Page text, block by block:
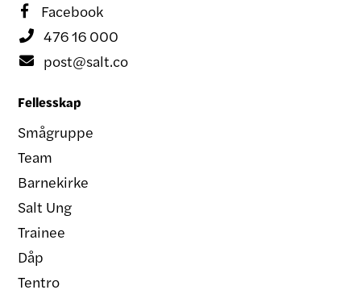
 Facebook
 476 16 000
 post@salt.co
Fellesskap
Smågruppe
Team
Barnekirke
Salt Ung
Trainee
Dåp
Tentro